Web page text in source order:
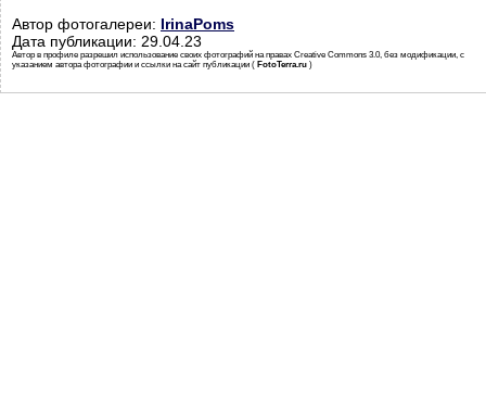
Автор фотогалереи: IrinaPoms
Дата публикации: 29.04.23
Автор в профиле разрешил использование своих фотографий на правах Creative Commons 3.0, без модификации, с
указанием автора фотографии и ссылки на сайт публикации ( FotoTerra.ru )